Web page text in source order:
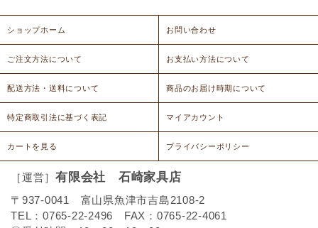
ショップホーム お問い合わせ
ご注文方法について お支払い方法について
配送方法・送料について 商品のお届け時期について
特定商取引法に基づく表記 マイアカウント
カートを見る プライバシーポリシー
［運営］ 有限会社 石崎家具店
〒937-0041 富山県魚津市吉島2108-2
TEL：0765-22-2496 FAX：0765-22-4061